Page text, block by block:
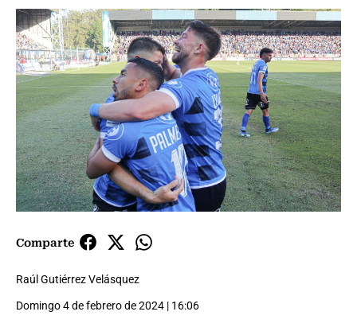
Comparte
Raúl Gutiérrez Velásquez
Domingo 4 de febrero de 2024 | 16:06